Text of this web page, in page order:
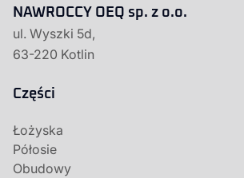
NAWROCCY OEQ sp. z o.o.
ul. Wyszki 5d,
63-220 Kotlin
Części
Łożyska
Półosie
Obudowy